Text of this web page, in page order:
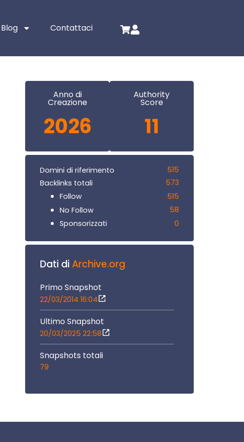
Blog Contattaci
Anno di
Creazione
2026
Authority
Score
11
Domini di riferimento
515
Backlinks totali
573
Follow
515
No Follow
58
Sponsorizzati
0
Dati diArchive.org
Primo Snapshot
22/03/2014 16:04
Ultimo Snapshot
20/03/2025 22:58
Snapshots totali
79